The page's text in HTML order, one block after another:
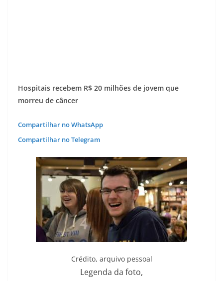
Hospitais recebem R$ 20 milhões de jovem que
morreu de câncer
Compartilhar no WhatsApp
Compartilhar no Telegram
Crédito, arquivo pessoal
Legenda da foto,